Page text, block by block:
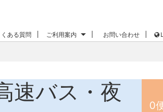
くある質問 ご利用案内 お問い合わせ
速バス・夜
0